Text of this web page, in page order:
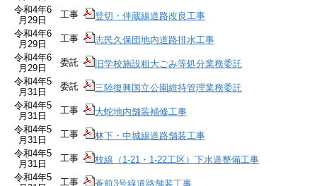
令和4年6
月29日
工事
登切・伴蔵線道路改良工事
令和4年6
月29日
工事
志民久保団地内道路排水工事
令和4年6
月29日
委託
旧学校施設粗大ごみ等処分業務委託
令和4年5
月31日
委託
三陸復興国立公園維持管理業務委託
令和4年5
月31日
工事
大蛇地内舗装補修工事
令和4年5
月31日
工事
林下・中城線道路舗装工事
令和4年5
月31日
工事
枝線（1-21・1-22工区）下水道整備工事
令和4年5
工事
蒼前3号線道路舗装工事